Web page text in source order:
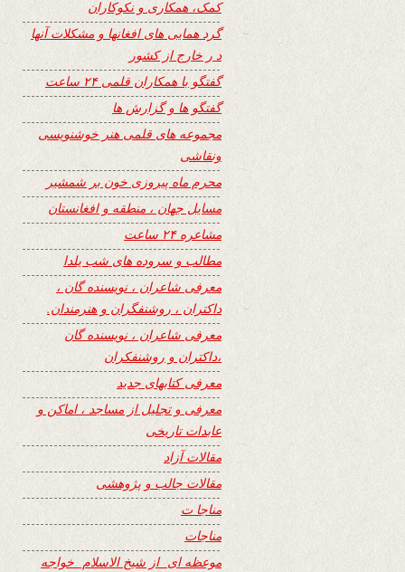
کمک، همکاری و نکوکاران
گرد همایی های افغانها و مشکلات آنها
د ر خارج از کشور
گفتگو با همکاران قلمی ۲۴ ساعت
گفتگو ها و گزارش ها
مجموعه های قلمی هنر خوشنویسی
ونقاشی
محرم ماه پیروزی خون بر شمشیر
مسایل جهان ، منطقه و افغانستان
مشاعره ۲۴ ساعت
مطالب و سروده های شب یلدا
معرفی شاعران ، نویسنده گان ،
داکتران ، روشنفگران و هنرمندان.
معرفی شاعران ، نویسنده گان
،داکتران و روشنفکران
معرفی کتابهای جدید
معرفی و تجلیل از مساجد ، اماکن و
عابدات تاریخی
مقالات آزاد
مقالات جالب و پژوهشی
مناجا ت
مناجات
موعظه ای از شیخ الاسلام خواجه